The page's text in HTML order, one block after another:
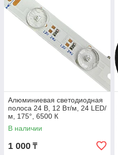
Алюминиевая светодиодная
полоса 24 В, 12 Вт/м, 24 LED/
м, 175°, 6500 К
В наличии
1 000 ₸